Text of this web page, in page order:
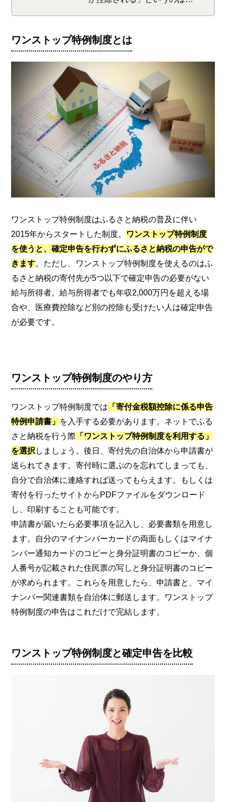
くの人が知っていることでし
をしただけで税金控除を受け
控除を受けるには、そのため
の納税申告が必要です。ここ
では申告のやり方をわかりや
すく説明し、ふるさと納税に
おける不安を解消していきま
す。せっかくふるさと納税を
したのに控除の手続きを忘れ
てしまった、なんてことがな
いように気をつけましょう。
ワンストップ特例制度とは
ワンストップ特例制度はふるさと納税の普及に伴い
2015年からスタートした制度。 ワンストップ特例制度
を使うと、確定申告を行わずにふるさと納税の申告がで
きます。ただし、ワンストップ特例制度を使えるのはふ
るさと納税の寄付先が5つ以下で確定申告の必要がない
給与所得者。給与所得者でも年収2,000万円を超える場
合や、医療費控除など別の控除も受けたい人は確定申告
が必要です。
ワンストップ特例制度のやり方
ワンストップ特例制度では 「寄付金税額控除に係る申告
特例申請書」 を入手する必要があります。ネットでふる
さと納税を行う際 「ワンストップ特例制度を利用する」
を選択 しましょう。後日、寄付先の自治体から申請書が
送られてきます。寄付時に選ぶのを忘れてしまっても、
自分で自治体に連絡すれば送ってもらえます。もしくは
寄付を行ったサイトからPDFファイルをダウンロード
し、印刷することも可能です。
申請書が届いたら必要事項を記入し、必要書類を用意し
ます。自分のマイナンバーカードの両面もしくはマイナ
ンバー通知カードのコピーと身分証明書のコピーか、個
人番号が記載された住民票の写しと身分証明書のコピー
が求められます。これらを用意したら、申請書と、マイ
ナンバー関連書類を自治体に郵送します。ワンストップ
特例制度の申告はこれだけで完結します。
ワンストップ特例制度と確定申告を比較